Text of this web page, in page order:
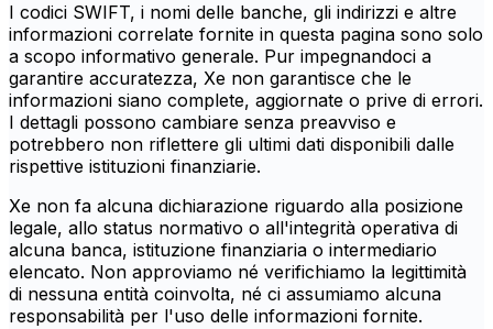
I codici SWIFT, i nomi delle banche, gli indirizzi e altre
informazioni correlate fornite in questa pagina sono solo
a scopo informativo generale. Pur impegnandoci a
garantire accuratezza, Xe non garantisce che le
informazioni siano complete, aggiornate o prive di errori.
I dettagli possono cambiare senza preavviso e
potrebbero non riflettere gli ultimi dati disponibili dalle
rispettive istituzioni finanziarie.
Xe non fa alcuna dichiarazione riguardo alla posizione
legale, allo status normativo o all'integrità operativa di
alcuna banca, istituzione finanziaria o intermediario
elencato. Non approviamo né verifichiamo la legittimità
di nessuna entità coinvolta, né ci assumiamo alcuna
responsabilità per l'uso delle informazioni fornite.